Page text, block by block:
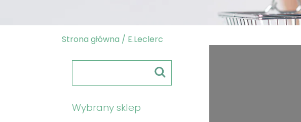
Strona główna / E.Leclerc
Wybrany sklep